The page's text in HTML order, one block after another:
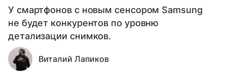
У смартфонов с новым сенсором Samsung
не будет конкурентов по уровню
детализации снимков.
Виталий Лапиков